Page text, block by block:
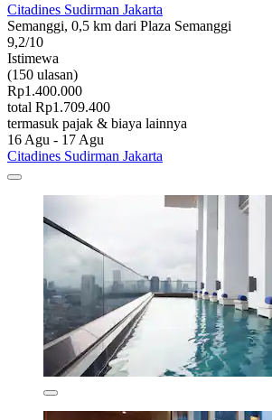
Citadines Sudirman Jakarta
Semanggi, 0,5 km dari Plaza Semanggi
9,2/10
Istimewa
(150 ulasan)
Rp1.400.000
total Rp1.709.400
termasuk pajak & biaya lainnya
16 Agu - 17 Agu
Citadines Sudirman Jakarta